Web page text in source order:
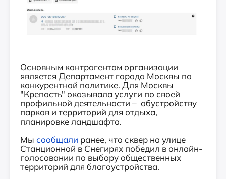
Основным контрагентом организации
является Департамент города Москвы по
конкурентной политике. Для Москвы
"Крепость" оказывала услуги по своей
профильной деятельности – обустройству
парков и территорий для отдыха,
планировке ландшафта.
Мы сообщали ранее, что сквер на улице
Станционной в Снегирях победил в онлайн-
голосовании по выбору общественных
территорий для благоустройства.